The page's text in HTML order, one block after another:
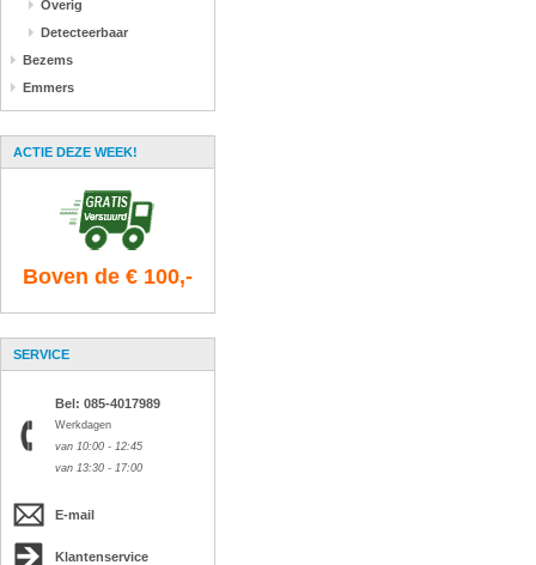
Overig
Detecteerbaar
Bezems
Emmers
ACTIE DEZE WEEK!
Boven de € 100,-
SERVICE
Bel: 085-4017989
Werkdagen
van 10:00 - 12:45
van 13:30 - 17:00
E-mail
Klantenservice